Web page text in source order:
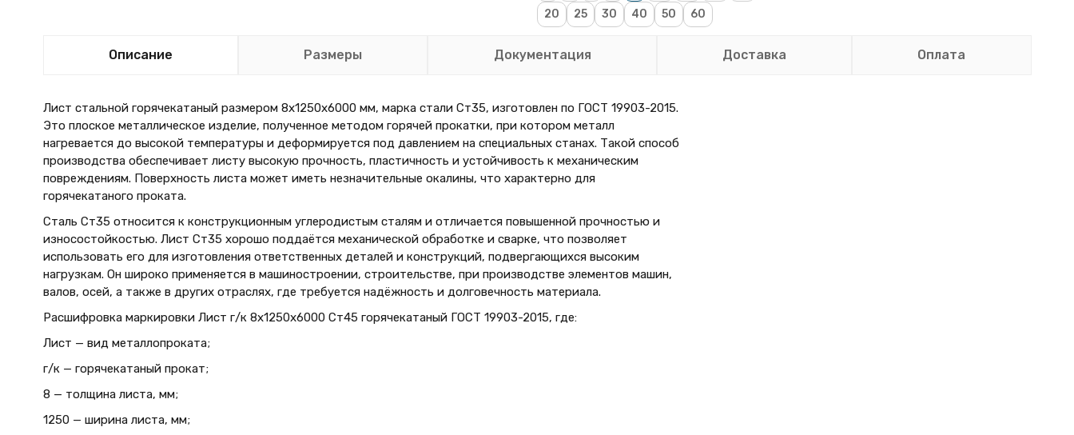
20
25 30 40 50 60
Описание Размеры Документация Доставка Оплата
Лист стальной горячекатаный размером 8х1250х6000 мм, марка стали Ст35, изготовлен по ГОСТ 19903-2015.
Это плоское металлическое изделие, полученное методом горячей прокатки, при котором металл
нагревается до высокой температуры и деформируется под давлением на специальных станах. Такой способ
производства обеспечивает листу высокую прочность, пластичность и устойчивость к механическим
повреждениям. Поверхность листа может иметь незначительные окалины, что характерно для
горячекатаного проката.
Сталь Ст35 относится к конструкционным углеродистым сталям и отличается повышенной прочностью и
износостойкостью. Лист Ст35 хорошо поддаётся механической обработке и сварке, что позволяет
использовать его для изготовления ответственных деталей и конструкций, подвергающихся высоким
нагрузкам. Он широко применяется в машиностроении, строительстве, при производстве элементов машин,
валов, осей, а также в других отраслях, где требуется надёжность и долговечность материала.
Расшифровка маркировки Лист г/к 8х1250x6000 Ст45 горячекатаный ГОСТ 19903-2015, где:
Лист — вид металлопроката;
г/к — горячекатаный прокат;
8 — толщина листа, мм;
1250 — ширина листа, мм;